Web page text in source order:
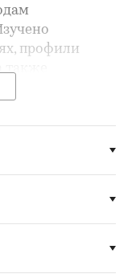
профили
также
по сайтам
и другое.